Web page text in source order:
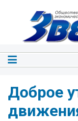
Доброе